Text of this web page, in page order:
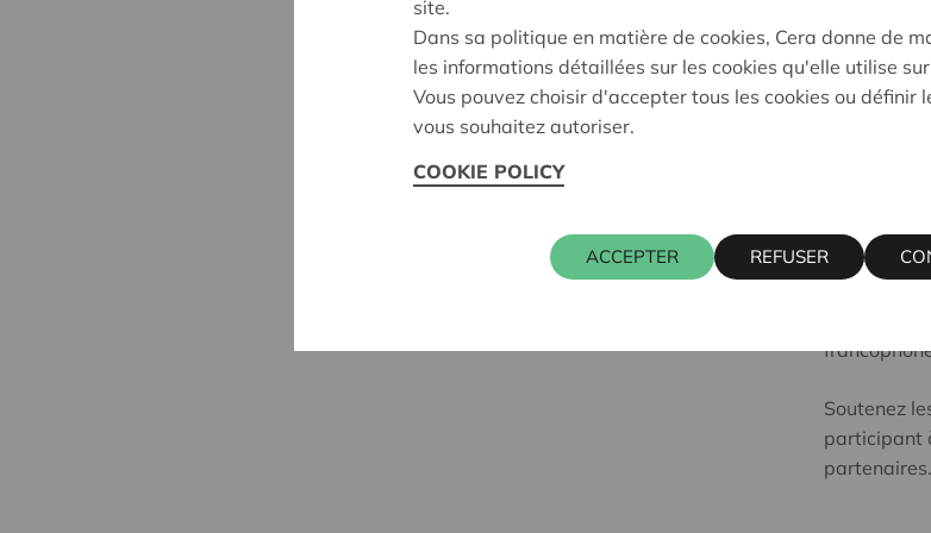
Depuis 9
pour
dès le
livres, nos
forger une
Cera
ludiques
Soutenez
participant
partenaires.
site.
Dans sa politique en matière de cookies, Cera donne de
les informations détaillées sur les cookies qu'elle utilise
Vous pouvez choisir d'accepter tous les cookies ou définir
vous souhaitez autoriser.
COOKIE POLICY
ACCEPTER REFUSER